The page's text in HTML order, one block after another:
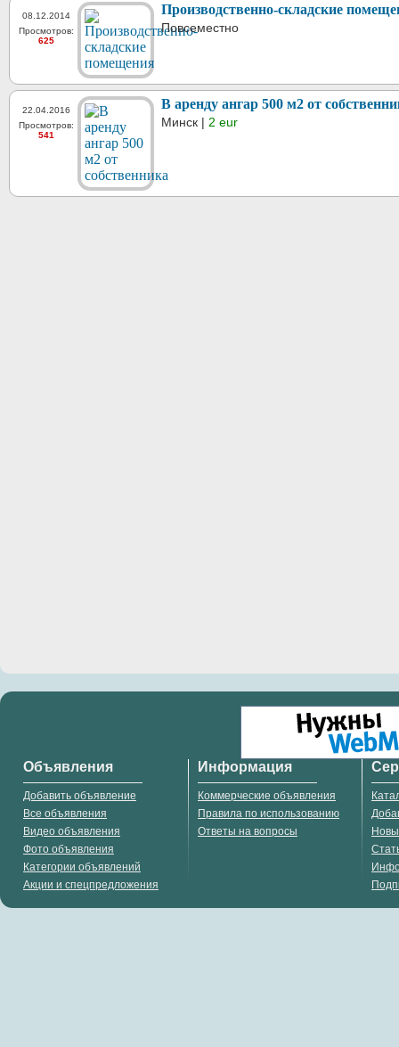
08.12.2014
Просмотров:
625
Производственно-складские
Повсеместно
22.04.2016
Просмотров:
541
В аренду ангар 500 м2 от
Минск | 2 eur
Объявления
Добавить объявление
Все объявления
Видео объявления
Фото объявления
Категории объявлений
Акции и спецпредложения
Информация
Коммерческие объявления
Правила по использованию
Ответы на вопросы